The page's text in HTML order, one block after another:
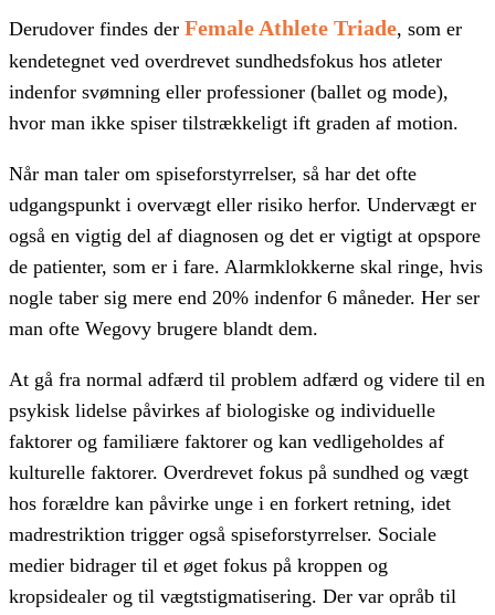
Derudover findes der Female Athlete Triade, som er
kendetegnet ved overdrevet sundhedsfokus hos atleter
indenfor svømning eller professioner (ballet og mode),
hvor man ikke spiser tilstrækkeligt ift graden af motion.
Når man taler om spiseforstyrrelser, så har det ofte
udgangspunkt i overvægt eller risiko herfor. Undervægt er
også en vigtig del af diagnosen og det er vigtigt at opspore
de patienter, som er i fare. Alarmklokkerne skal ringe, hvis
nogle taber sig mere end 20% indenfor 6 måneder. Her ser
man ofte Wegovy brugere blandt dem.
At gå fra normal adfærd til problem adfærd og videre til en
psykisk lidelse påvirkes af biologiske og individuelle
faktorer og familiære faktorer og kan vedligeholdes af
kulturelle faktorer. Overdrevet fokus på sundhed og vægt
hos forældre kan påvirke unge i en forkert retning, idet
madrestriktion trigger også spiseforstyrrelser. Sociale
medier bidrager til et øget fokus på kroppen og
kropsidealer og til vægtstigmatisering. Der var opråb til